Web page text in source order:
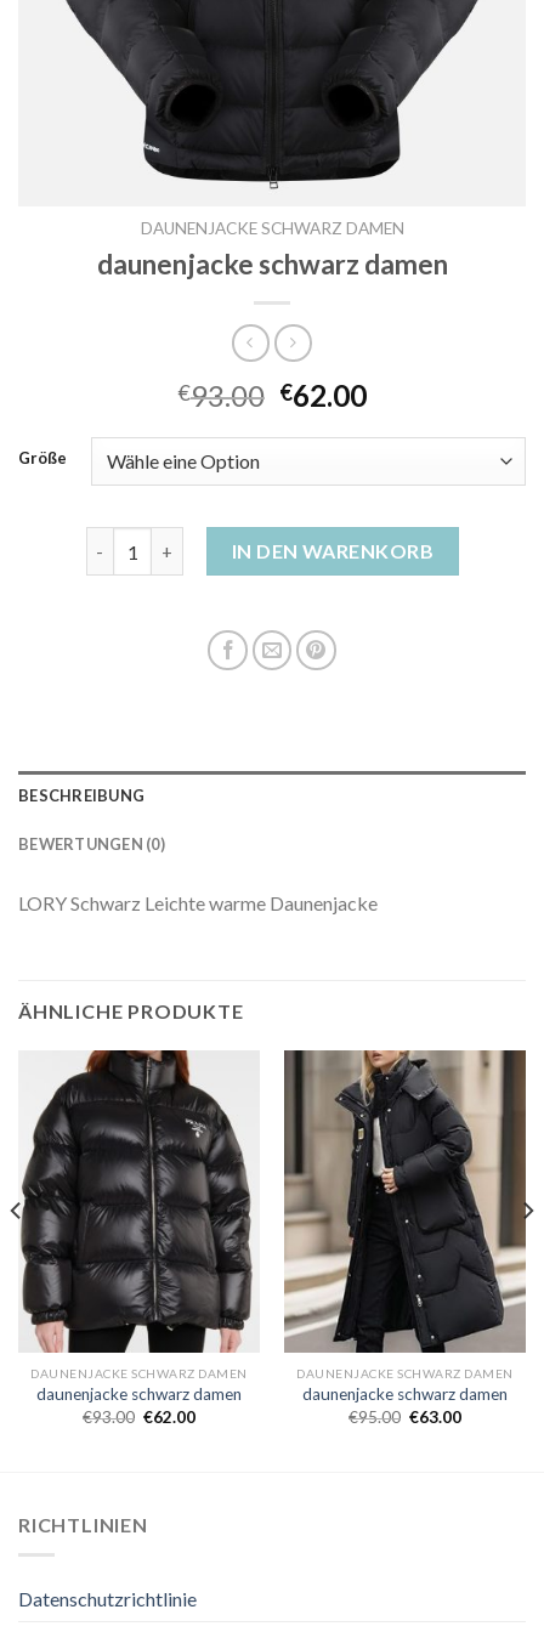
DAUNENJACKE SCHWARZ DAMEN
daunenjacke schwarz damen
€93.00 €62.00
Größe
IN DEN WARENKORB
BESCHREIBUNG
BEWERTUNGEN (0)
LORY Schwarz Leichte warme Daunenjacke
ÄHNLICHE PRODUKTE
DAUNENJACKE SCHWARZ DAMEN
daunenjacke schwarz damen
€93.00 €62.00
DAUNENJACKE SCHWARZ DAMEN
daunenjacke schwarz damen
€95.00 €63.00
RICHTLINIEN
Datenschutzrichtlinie